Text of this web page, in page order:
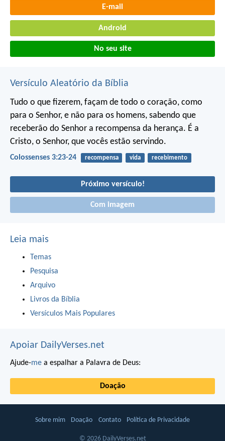
E-mail
Android
No seu site
Versículo Aleatório da Bíblia
Tudo o que fizerem, façam de todo o coração, como
para o Senhor, e não para os homens, sabendo que
receberão do Senhor a recompensa da herança. É a
Cristo, o Senhor, que vocês estão servindo.
Colossenses 3:23-24 recompensa vida recebimento
Próximo versículo!
Com imagem
Leia mais
Temas
Pesquisa
Arquivo
Livros da Bíblia
Versículos Mais Populares
Apoiar DailyVerses.net
Ajude-me a espalhar a Palavra de Deus:
Doação
Sobre mim Doação Contato Política de Privacidade
© 2026 DailyVerses.net